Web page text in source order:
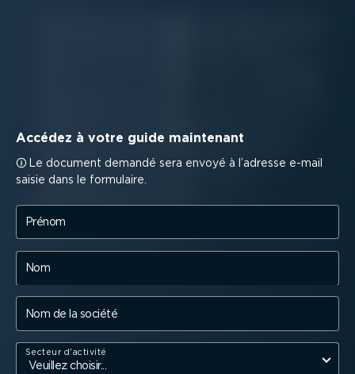
Accédez à votre guide maintenant
Le document demandé sera envoyé à l’adresse e-mail
saisie dans le formulaire.
Prénom
Nom
Nom de la société
Secteur d'activité